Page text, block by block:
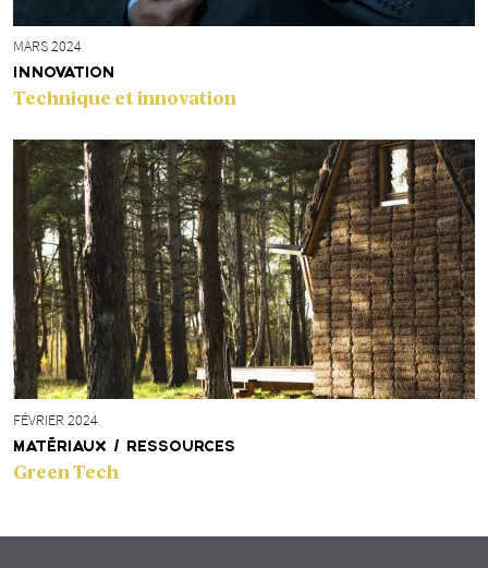
MARS 2024
INNOVATION
Technique et innovation
FÉVRIER 2024
MATÉRIAUX / RESSOURCES
Green Tech